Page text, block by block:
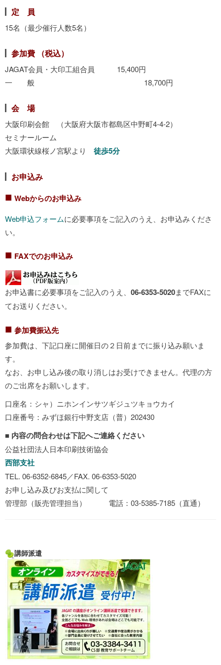
定 員
15名（最少催行人数5名）
参加費 （税込）
JAGAT会員・大印工組合員 15,400円
一 般 18,700円
会 場
大阪印刷会館 （大阪府大阪市都島区中野町4-4-2）
セミナールーム
大阪環状線桜ノ宮駅より 徒歩5分
お申込み
■ Webからのお申込み
Web申込フォームに必要事項をご記入のうえ、お申込みくださ
い。
■ FAXでのお申込み
お申込書に必要事項をご記入のうえ、 06-6353-5020までFAXに
てお送りください。
■ 参加費振込先
参加費は、下記口座に開催日の２日前までに振り込み願いま
す。
なお、お申し込み後の取り消しはお受けできません。代理の方
のご出席をお願いします。
口座名：シャ）ニホンインサツギジュツキョウカイ
口座番号：みずほ銀行中野支店（普）202430
■ 内容の問合わせは下記へご連絡ください
公益社団法人日本印刷技術協会
西部支社
TEL. 06-6352-6845／FAX. 06-6353-5020
お申し込み及びお支払に関して
管理部（販売管理担当） 電話：03-5385-7185（直通）
講師派遣